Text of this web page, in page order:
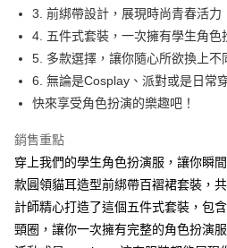
悠遊付
ATM付款
運送方式
每筆NT$60，滿NT$600(含以上)免運費
付款後全家取貨
7-11取貨付款
3. 前綁帶設計，展現時尚青春活力
4. 五件式套裝，一次擁有學生角色
5. 多款選擇，讓你隨心所欲換上不
6. 無論是Cosplay、派對或是日常
快來享受角色扮演的樂趣吧！
銷售重點
穿上我們的學生角色扮演服，讓你瞬
款圓領貓耳造型前綁帶百褶裙套裝，
計師精心打造了這個五件式套裝，包
頸圈，讓你一次擁有完整的角色扮演